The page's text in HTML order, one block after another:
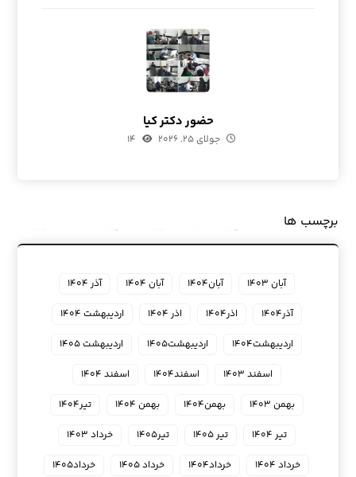
حضور دکتر کیا
جولای ۲۵, ۲۰۲۶ ۱۴
برچسب ها
آبان ۱۴۰۳ آبان۱۴۰۴ آبان ۱۴۰۴
آذر ۱۴۰۴
آذر۱۴۰۴
اذر۱۴۰۴ اذر ۱۴۰۴
اردیبهشت ۱۴۰۴
اردیبهشت۱۴۰۴
اردیبهشت۱۴۰۵
اردیبهشت ۱۴۰۵
اسفند ۱۴۰۳
اسفند۱۴۰۴
اسفند ۱۴۰۴
بهمن ۱۴۰۳
بهمن۱۴۰۴ بهمن ۱۴۰۴
تیر۱۴۰۴
تیر ۱۴۰۴
تیر ۱۴۰۵ تیر۱۴۰۵
خرداد ۱۴۰۳
خرداد ۱۴۰۴
خرداد۱۴۰۴ خرداد ۱۴۰۵ خرداد۱۴۰۵